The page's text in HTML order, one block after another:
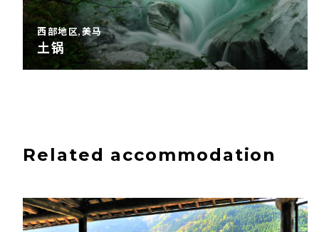
西部地区,美马
土锅
Related accommodation